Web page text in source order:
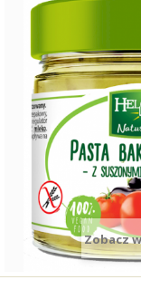
Zobacz